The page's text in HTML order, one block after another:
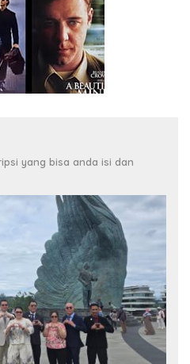
yang bisa anda isi dan